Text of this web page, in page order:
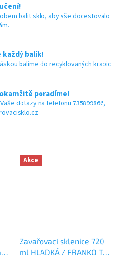
balit sklo, aby vše docestovalo
každý balík!
balíme do recyklovaných krabic
poradíme!
dotazy na telefonu 735899866,
Akce
Zavařovací sklenice 720
ml HLADKÁ / FRANKO TO